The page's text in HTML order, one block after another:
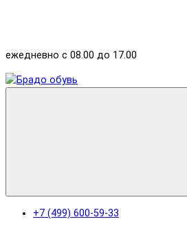
ежедневно с 08.00 до 17.00
+7 (499) 600-59-33